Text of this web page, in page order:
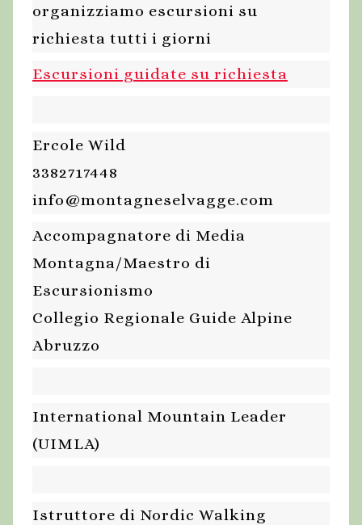
organizziamo escursioni su
richiesta tutti i giorni
Escursioni guidate su richiesta
Ercole Wild
3382717448
info@montagneselvagge.com
Accompagnatore di Media
Montagna/Maestro di
Escursionismo
Collegio Regionale Guide Alpine
Abruzzo
International Mountain Leader
(UIMLA)
Istruttore di Nordic Walking